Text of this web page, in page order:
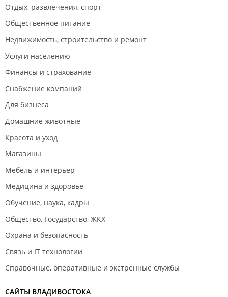
Отдых, развлечения, спорт
Общественное питание
Недвижимость, строительство и ремонт
Услуги населению
Финансы и страхование
Снабжение компаний
Для бизнеса
Домашние животные
Красота и уход
Магазины
Мебель и интерьер
Медицина и здоровье
Обучение, наука, кадры
Общество, Государство, ЖКХ
Охрана и безопасность
Связь и IT технологии
Справочные, оперативные и экстренные службы
САЙТЫ ВЛАДИВОСТОКА